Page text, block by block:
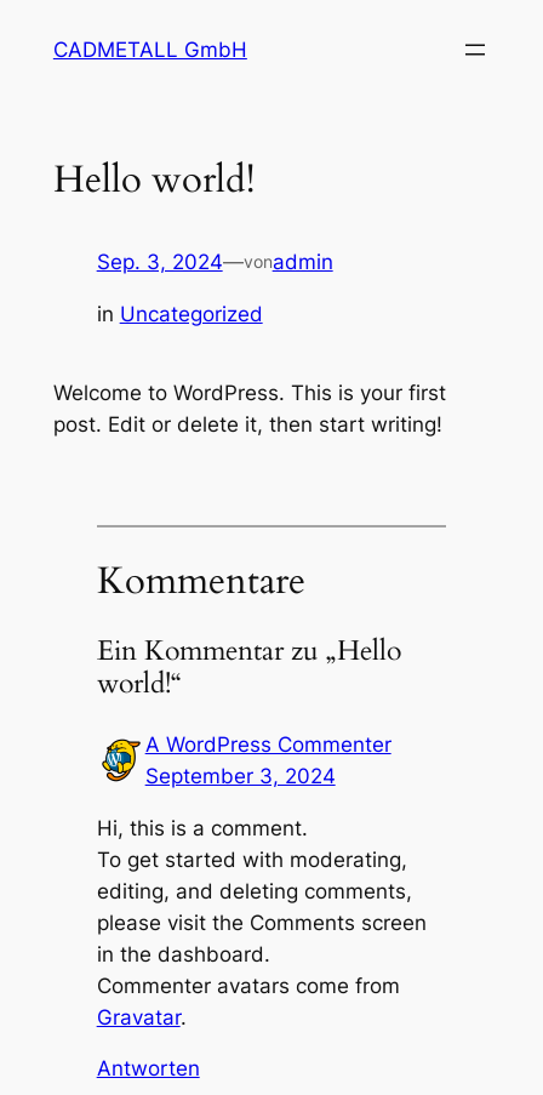
InhaltCADMETALL GmbH
Hello world!
Sep. 3, 2024—vonadmin
in Uncategorized
Welcome to WordPress. This is your first
post. Edit or delete it, then start writing!
Kommentare
Ein Kommentar zu „Hello
world!“
A WordPress Commenter
September 3, 2024
Hi, this is a comment.
To get started with moderating,
editing, and deleting comments,
please visit the Comments screen
in the dashboard.
Commenter avatars come from
Gravatar.
Antworten